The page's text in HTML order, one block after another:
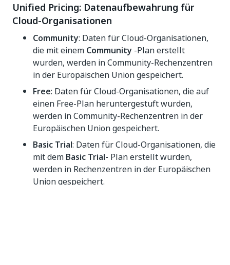
Unified Pricing: Datenaufbewahrung für
Cloud-Organisationen
Community: Daten für Cloud-Organisationen,
die mit einem Community -Plan erstellt
wurden, werden in Community-Rechenzentren
in der Europäischen Union gespeichert.
Free: Daten für Cloud-Organisationen, die auf
einen Free-Plan heruntergestuft wurden,
werden in Community-Rechenzentren in der
Europäischen Union gespeichert.
Basic Trial: Daten für Cloud-Organisationen, die
mit dem Basic Trial- Plan erstellt wurden,
werden in Rechenzentren in der Europäischen
Union gespeichert.